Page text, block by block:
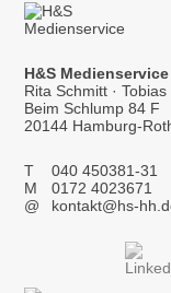
H&S
Rita Schmitt ·
Beim Schlump 84 F
20144 Hamburg-
T
040 450381-31
M
0172 4023671
@
kontakt@hs-